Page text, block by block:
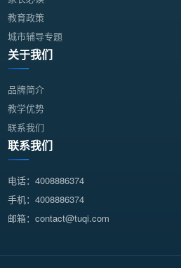
教育政策
城市辅导专题
关于我们
品牌简介
教学优势
联系我们
联系我们
电话：4008886374
手机：4008886374
邮箱：contact@tuqi.com